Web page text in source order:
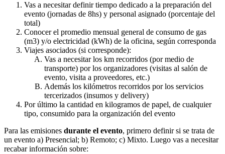
Vas a necesitar definir tiempo dedicado a la preparación del
evento (jornadas de 8hs) y personal asignado (porcentaje del
total)
Conocer el promedio mensual general de consumo de gas
(m3) y/o electricidad (kWh) de la oficina, según corresponda
Viajes asociados (si corresponde):
Vas a necesitar los km recorridos (por medio de
transporte) por los organizadores (visitas al salón de
evento, visita a proveedores, etc.)
Además los kilómetros recorridos por los servicios
tercerizados (insumos y delivery)
Por último la cantidad en kilogramos de papel, de cualquier
tipo, consumido para la organización del evento
Para las emisiones durante el evento, primero definir si se trata de
un evento a) Presencial; b) Remoto; c) Mixto. Luego vas a necesitar
recabar información sobre: